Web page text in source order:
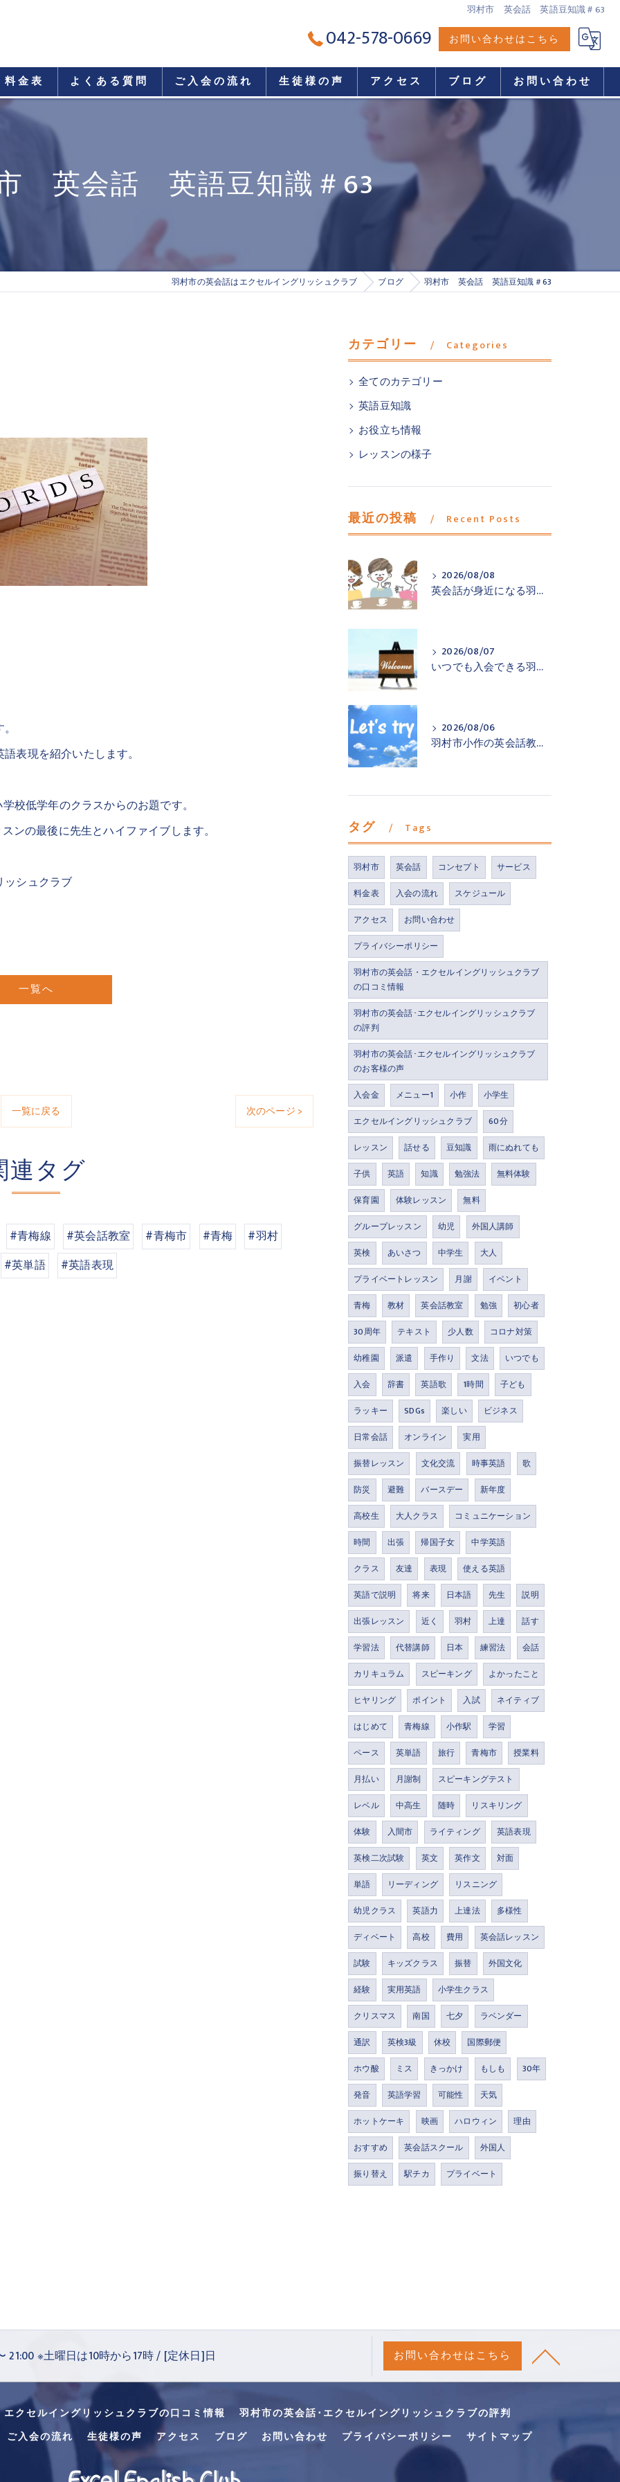
羽村市 英会話 英語豆知識＃63
042-578-0669 お問い合わせはこちら
料金表 よくある質問 ご入会の流れ 生徒様の声 アクセス ブログ お問い合わせ
英会話 英語豆知識＃63
羽村市の英会話はエクセルイングリッシュクラブ ブログ 羽村市 英会話 英語豆知識＃63
表現を紹介いたします。
校低学年のクラスからのお題です。
の最後に先生とハイファイブします。
シュクラブ
一覧へ
一覧に戻る 次のページ >
連タグ
#青梅線 #英会話教室 #青梅市 #青梅
#羽村
#英単語
#英語表現
カテゴリー Categories
全てのカテゴリー
英語豆知識
お役立ち情報
レッスンの様子
最近の投稿 Recent Posts
2026/08/08
英会話が身近になる羽村市小作の英会話教室
2026/08/07
いつでも入会できる羽村市小作の英会話教室
2026/08/06
羽村市小作の英会話教室が一歩踏み出すお手伝い
タグ Tags
羽村市 英会話 コンセプト
サービス
料金表
入会の流れ
スケジュール
アクセス
お問い合わせ
プライバシーポリシー
羽村市の英会話・エクセルイングリッシュクラブ
の口コミ情報
羽村市の英会話･エクセルイングリッシュクラブ
の評判
羽村市の英会話･エクセルイングリッシュクラブ
のお客様の声
入会金
メニュー1 小作
小学生
エクセルイングリッシュクラブ
60分
レッスン
話せる 豆知識
雨にぬれても
子供
英語 知識 勉強法
無料体験
保育園
体験レッスン
無料
グループレッスン
幼児
外国人講師
英検
あいさつ 中学生
大人
プライベートレッスン
月謝
イベント
青梅
教材 英会話教室 勉強
初心者
30周年
テキスト 少人数
コロナ対策
幼稚園
派遣 手作り 文法
いつでも
入会
辞書 英語歌 1時間
子ども
ラッキー
SDGs 楽しい
ビジネス
日常会話
オンライン
実用
振替レッスン
文化交流 時事英語
歌
防災
避難 バースデー
新年度
高校生
大人クラス
コミュニケーション
時間
出張 帰国子女
中学英語
クラス
友達 表現
使える英語
英語で説明
将来 日本語 先生
説明
出張レッスン
近く 羽村 上達
話す
学習法
代替講師 日本 練習法
会話
カリキュラム
スピーキング
よかったこと
ヒヤリング
ポイント 入試
ネイティブ
はじめて
青梅線 小作駅
学習
ペース
英単語 旅行 青梅市
授業料
月払い
月謝制
スピーキングテスト
レベル
中高生 随時
リスキリング
体験
入間市 ライティング
英語表現
英検二次試験
英文 英作文
対面
単語
リーディング
リスニング
幼児クラス
英語力 上達法
多様性
ディベート
高校 費用
英会話レッスン
試験
キッズクラス 振替
外国文化
経験
実用英語
小学生クラス
クリスマス
南国 七夕
ラベンダー
通訳
英検3級 休校
国際郵便
ホウ酸
ミス きっかけ もしも
30年
発音
英語学習 可能性
天気
ホットケーキ
映画 ハロウィン
理由
おすすめ
英会話スクール
外国人
振り替え
駅チカ プライベート
21:00 ※土曜日は10時から17時 / [定休日]日 お問い合わせはこちら
クセルイングリッシュクラブの口コミ情報
羽村市の英会話･エクセルイングリッシュクラブの評判
ご入会の流れ
生徒様の声 アクセス ブログ お問い合わせ プライバシーポリシー サイトマップ